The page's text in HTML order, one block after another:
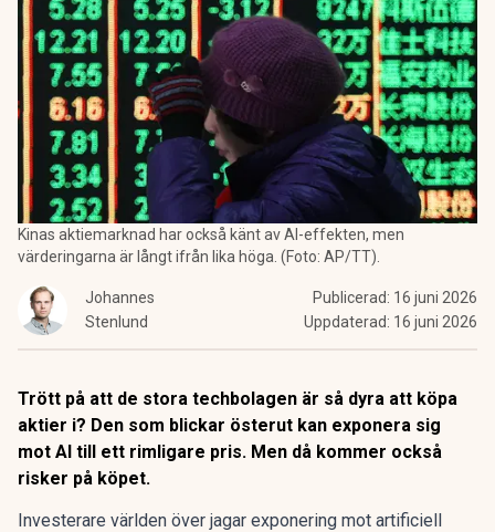
Kinas aktiemarknad har också känt av AI-effekten, men
värderingarna är långt ifrån lika höga. (Foto: AP/TT).
Johannes
Stenlund
Publicerad: 16 juni 2026
Uppdaterad: 16 juni 2026
Trött på att de stora techbolagen är så dyra att köpa
aktier i? Den som blickar österut kan exponera sig
mot AI till ett rimligare pris. Men då kommer också
risker på köpet.
Investerare världen över jagar exponering mot artificiell